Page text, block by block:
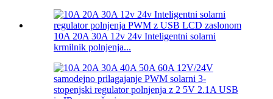
10A 20A 30A 12v 24v Inteligentni solarni
krmilnik polnjenja...